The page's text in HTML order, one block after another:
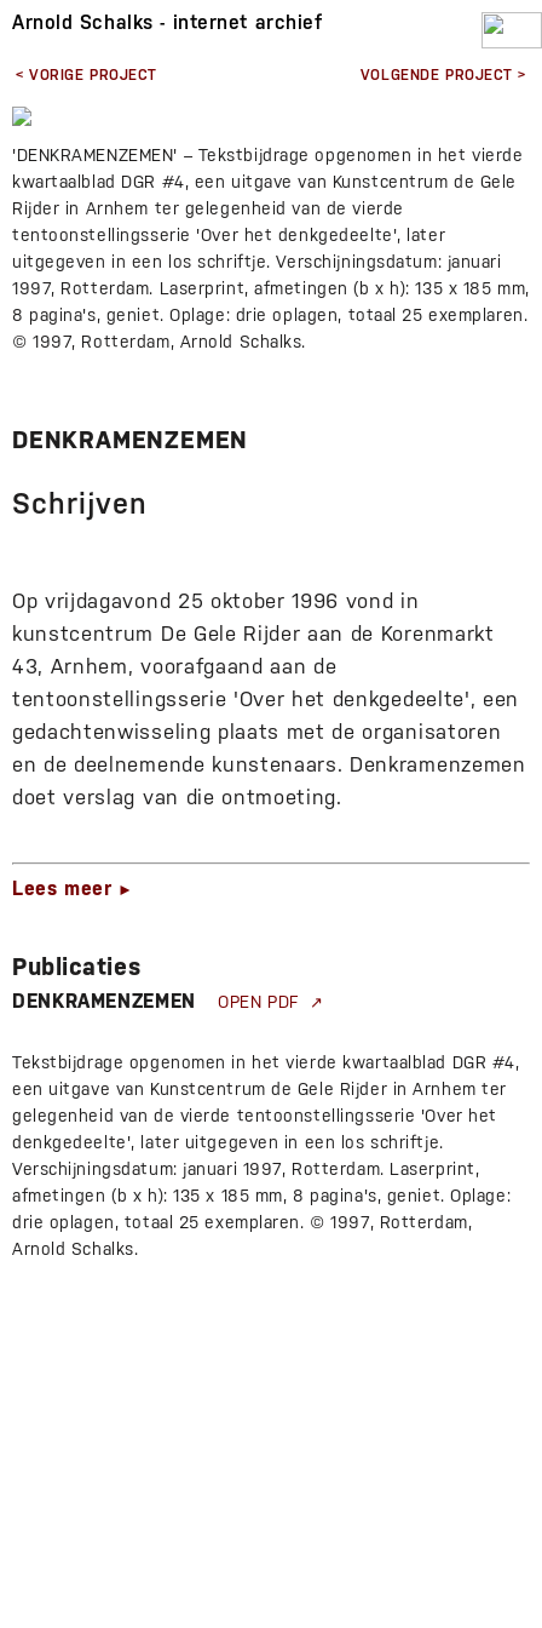
Arnold Schalks - internet archief
< VORIGE PROJECT VOLGENDE PROJECT >
'DENKRAMENZEMEN' – Tekstbijdrage opgenomen in het vierde
kwartaalblad DGR #4, een uitgave van Kunstcentrum de Gele
Rijder in Arnhem ter gelegenheid van de vierde
tentoonstellingsserie 'Over het denkgedeelte', later
uitgegeven in een los schriftje. Verschijningsdatum: januari
1997, Rotterdam. Laserprint, afmetingen (b x h): 135 x 185 mm,
8 pagina's, geniet. Oplage: drie oplagen, totaal 25 exemplaren.
© 1997, Rotterdam, Arnold Schalks.
DENKRAMENZEMEN
Schrijven
Op vrijdagavond 25 oktober 1996 vond in
kunstcentrum De Gele Rijder aan de Korenmarkt
43, Arnhem, voorafgaand aan de
tentoonstellingsserie 'Over het denkgedeelte', een
gedachtenwisseling plaats met de organisatoren
en de deelnemende kunstenaars. Denkramenzemen
doet verslag van die ontmoeting.
Lees meer ►
Publicaties
DENKRAMENZEMEN OPEN PDF
Tekstbijdrage opgenomen in het vierde kwartaalblad DGR #4,
een uitgave van Kunstcentrum de Gele Rijder in Arnhem ter
gelegenheid van de vierde tentoonstellingsserie 'Over het
denkgedeelte', later uitgegeven in een los schriftje.
Verschijningsdatum: januari 1997, Rotterdam. Laserprint,
afmetingen (b x h): 135 x 185 mm, 8 pagina's, geniet. Oplage:
drie oplagen, totaal 25 exemplaren. © 1997, Rotterdam,
Arnold Schalks.